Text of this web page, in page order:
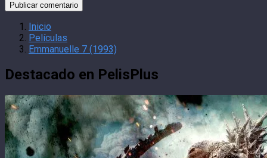
Inicio
Películas
Emmanuelle 7 (1993)
Destacado en PelisPlus